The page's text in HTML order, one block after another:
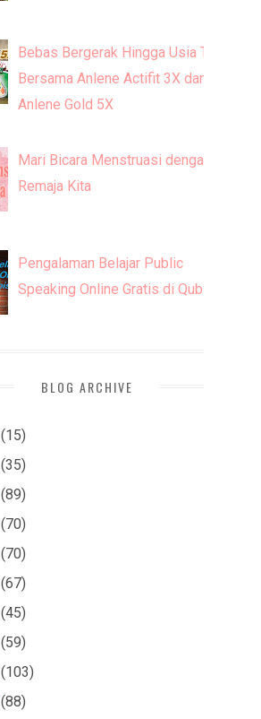
Bebas Bergerak Hingga Usia Tua
Bersama Anlene Actifit 3X dan
Anlene Gold 5X
Mari Bicara Menstruasi dengan
Remaja Kita
Pengalaman Belajar Public
Speaking Online Gratis di Qubisa
BLOG ARCHIVE
(15)
(35)
(89)
(70)
(70)
(67)
(45)
(59)
(103)
(88)